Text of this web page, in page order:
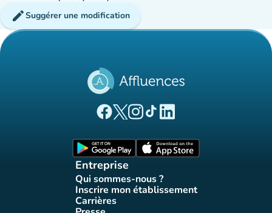
editSuggérer une modification
(nouvel onglet)
(nouvel onglet)
(nouvel onglet)
(nouvel onglet)
(nouvel onglet)
Entreprise
Qui sommes-nous ?
(nouvel onglet)
Inscrire mon établissement
(nouvel onglet)
Carrières(nouvel onglet)